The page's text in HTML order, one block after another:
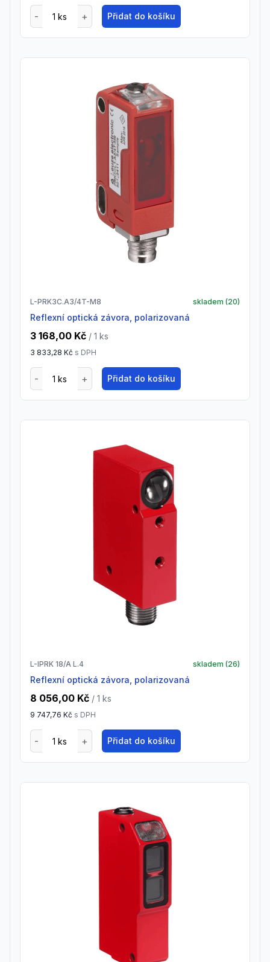
Přidat do košíku
L-PRK3C.A3/4T-M8 skladem (20)
Reflexní optická závora, polarizovaná
3 168,00 Kč / 1 ks
3 833,28 Kč s DPH
Přidat do košíku
L-IPRK 18/A L.4 skladem (26)
Reflexní optická závora, polarizovaná
8 056,00 Kč / 1 ks
9 747,76 Kč s DPH
Přidat do košíku